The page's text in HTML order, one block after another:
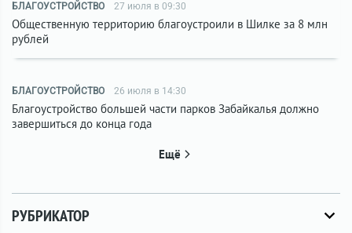
БЛАГОУСТРОЙСТВО 27 июля в 09:30
Общественную территорию благоустроили в Шилке за 8 млн
рублей
БЛАГОУСТРОЙСТВО 26 июля в 14:30
Благоустройство большей части парков Забайкалья должно
завершиться до конца года
Ещё
РУБРИКАТОР